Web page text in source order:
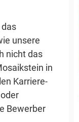
unsere
nicht das
in
Karriere-
Bewerber